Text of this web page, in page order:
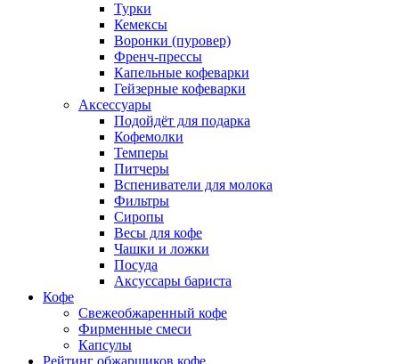
Турки
Кемексы
Воронки (пуровер)
Френч-прессы
Капельные кофеварки
Гейзерные кофеварки
Аксессуары
Подойдёт для подарка
Кофемолки
Темперы
Питчеры
Вспениватели для молока
Фильтры
Сиропы
Весы для кофе
Чашки и ложки
Посуда
Аксуссары бариста
Кофе
Свежеобжаренный кофе
Фирменные смеси
Капсулы
Рейтинг обжарщиков кофе